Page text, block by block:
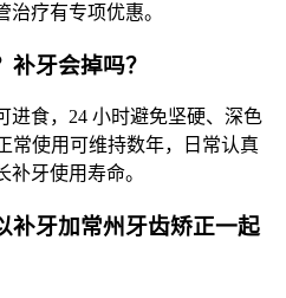
治疗有专项优惠。
牙会掉吗？
进食，24 小时避免坚硬、深色
常使用可维持数年，日常认真
牙使用寿命。
补牙加常州牙齿矫正一起